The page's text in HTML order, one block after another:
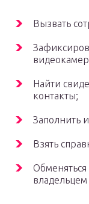
Вызвать
Найти
контакты;
Заполнить
Взять
владельцем